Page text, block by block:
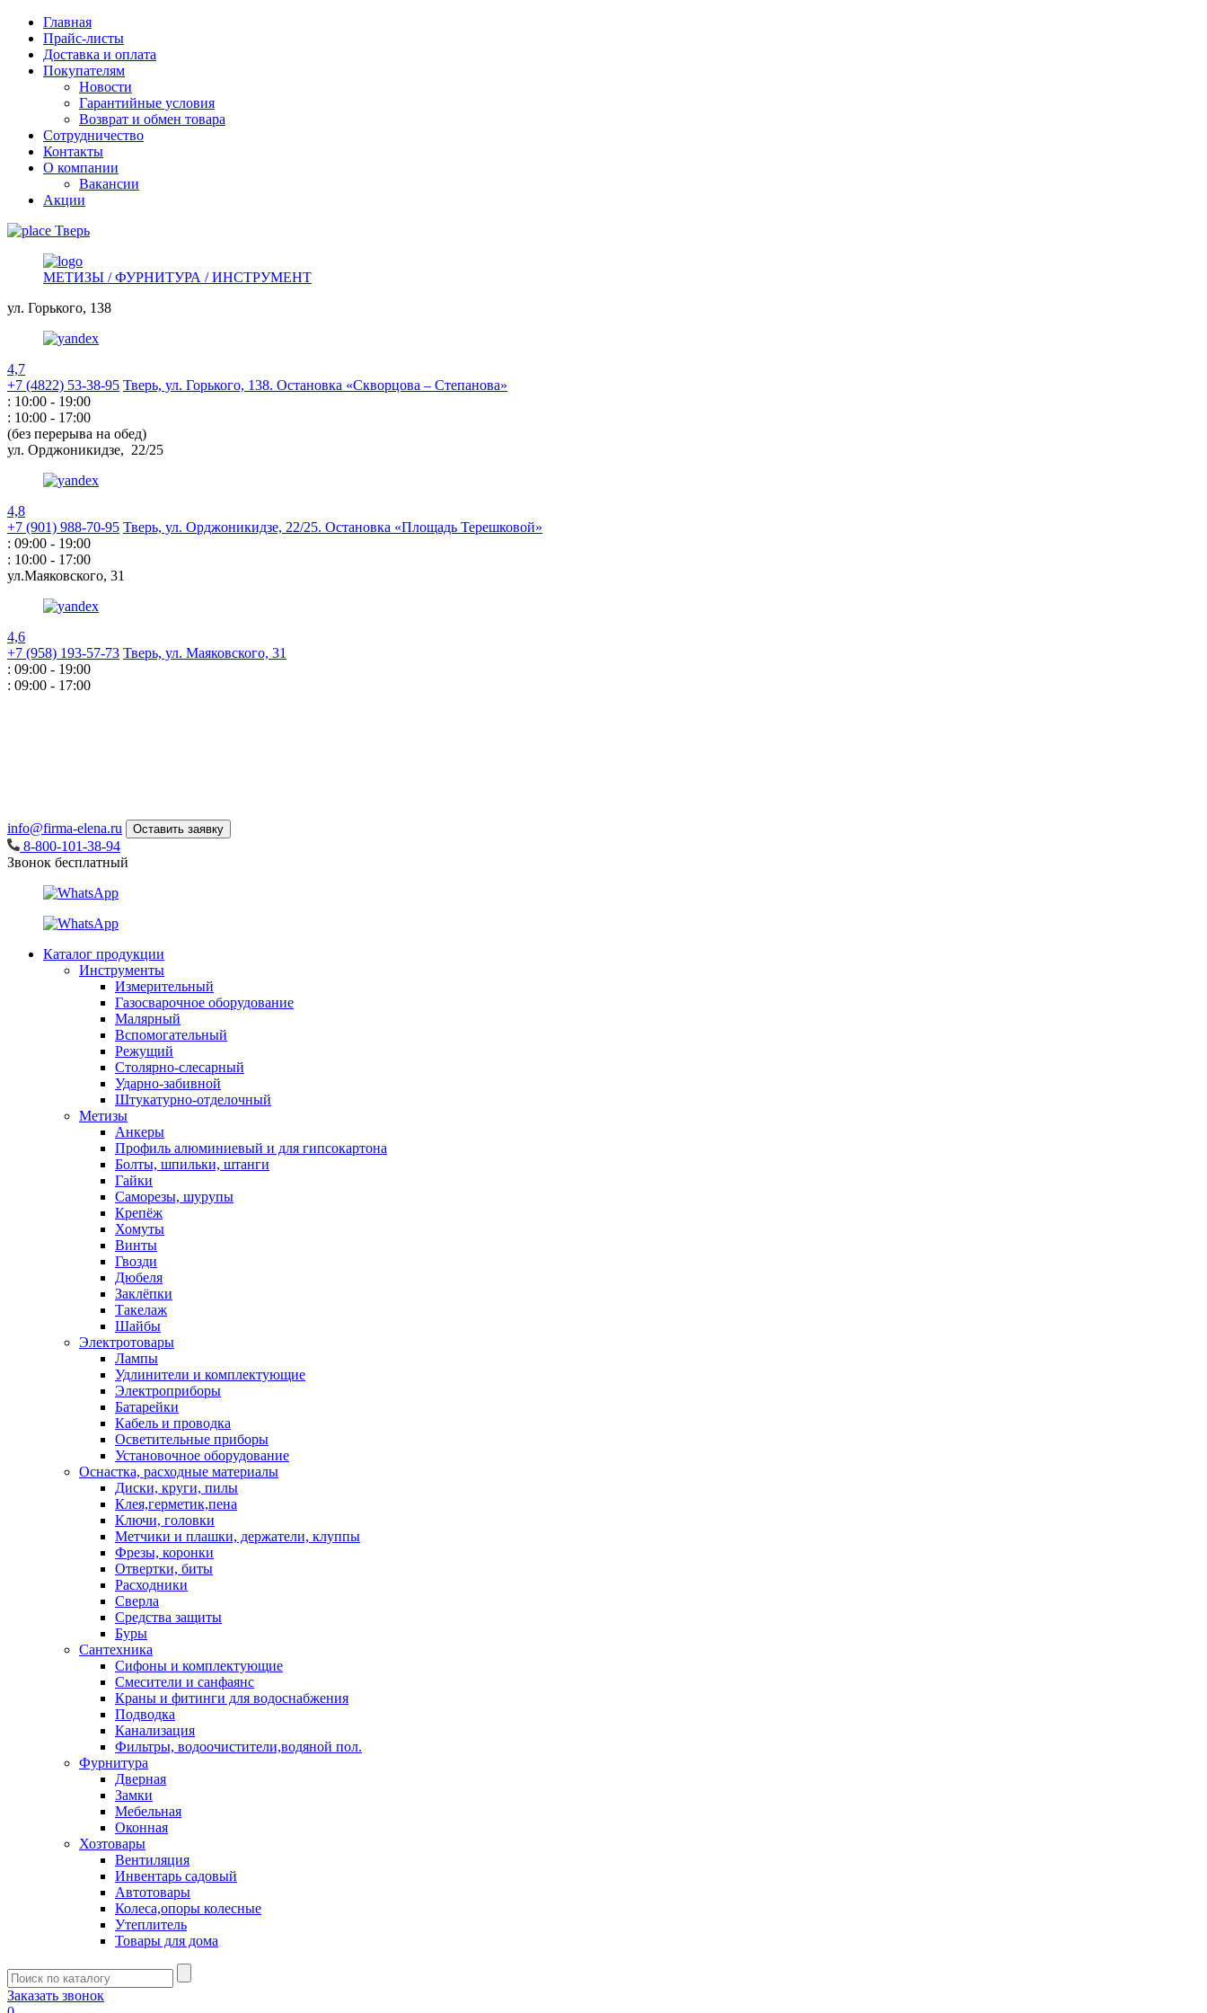
Главная
Прайс-листы
Доставка и оплата
Покупателям
Новости
Гарантийные условия
Возврат и обмен товара
Сотрудничество
Контакты
О компании
Вакансии
Акции
Тверь
МЕТИЗЫ / ФУРНИТУРА / ИНСТРУМЕНТ
ул. Горького, 138
4,7
+7 (4822) 53-38-95 Тверь, ул. Горького, 138. Остановка «Скворцова – Степанова»
: 10:00 - 19:00
: 10:00 - 17:00
(без перерыва на обед)
ул. Орджоникидзе, 22/25
4,8
+7 (901) 988-70-95 Тверь, ул. Орджоникидзе, 22/25. Остановка «Площадь Терешковой»
: 09:00 - 19:00
: 10:00 - 17:00
ул.Маяковского, 31
4,6
+7 (958) 193-57-73 Тверь, ул. Маяковского, 31
: 09:00 - 19:00
: 09:00 - 17:00
info@firma-elena.ru Оставить заявку
8-800-101-38-94
Звонок бесплатный
Каталог продукции
Инструменты
Измерительный
Газосварочное оборудование
Малярный
Вспомогательный
Режущий
Столярно-слесарный
Ударно-забивной
Штукатурно-отделочный
Метизы
Анкеры
Профиль алюминиевый и для гипсокартона
Болты, шпильки, штанги
Гайки
Саморезы, шурупы
Крепёж
Хомуты
Винты
Гвозди
Дюбеля
Заклёпки
Такелаж
Шайбы
Электротовары
Лампы
Удлинители и комплектующие
Электроприборы
Батарейки
Кабель и проводка
Осветительные приборы
Установочное оборудование
Оснастка, расходные материалы
Диски, круги, пилы
Клея,герметик,пена
Ключи, головки
Метчики и плашки, держатели, клуппы
Фрезы, коронки
Отвертки, биты
Расходники
Сверла
Средства защиты
Буры
Сантехника
Сифоны и комплектующие
Смесители и санфаянс
Краны и фитинги для водоснабжения
Подводка
Канализация
Фильтры, водоочистители,водяной пол.
Фурнитура
Дверная
Замки
Мебельная
Оконная
Хозтовары
Вентиляция
Инвентарь садовый
Автотовары
Колеса,опоры колесные
Утеплитель
Товары для дома
Заказать звонок